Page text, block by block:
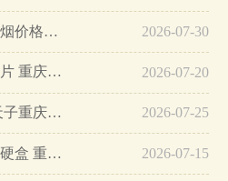
重庆香烟价天子观天下香烟价格查询… 2026-07-30
重庆天子香烟价格表和图片 重庆天子香烟多少钱一包2025… 2026-07-20
天子重庆红软包多少钱 天子重庆红香烟价格表一览… 2026-07-25
天子重庆1997香烟价格表硬盒 重庆天子1997烟多少钱一条… 2026-07-15